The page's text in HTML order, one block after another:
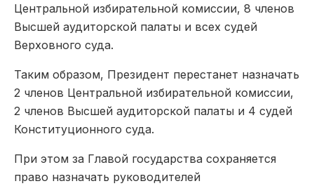
Центральной избирательной комиссии, 8 членов
Высшей аудиторской палаты и всех судей
Верховного суда.
Таким образом, Президент перестанет назначать
2 членов Центральной избирательной комиссии,
2 членов Высшей аудиторской палаты и 4 судей
Конституционного суда.
При этом за Главой государства сохраняется
право назначать руководителей